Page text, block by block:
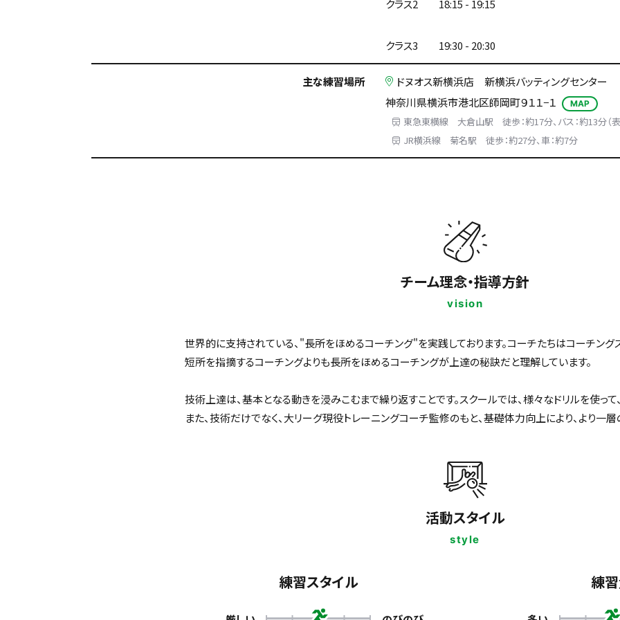
クラス2 18:15 - 19:15
クラス3 19:30 - 20:30
主な練習場所
ドヌオス新横浜店 新横浜バッティングセンター
神奈川県横浜市港北区師岡町９１１−１
MAP
東急東横線 大倉山駅 徒歩：約17分、バス：約13分（
JR横浜線 菊名駅 徒歩：約27分、車：約7分
チーム理念・指導方針
vision
世界的に支持されている、"長所をほめるコーチング"を実践しております。コーチたちはコーチング
短所を指摘するコーチングよりも長所をほめるコーチングが上達の秘訣だと理解しています。
技術上達は、基本となる動きを浸みこむまで繰り返すことです。スクールでは、様々なドリルを使って
また、技術だけでなく、大リーグ現役トレーニングコーチ監修のもと、基礎体力向上により、より一層
活動スタイル
style
練習スタイル 練